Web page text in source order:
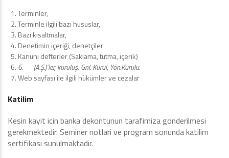
Terminler,
Terminle ilgili bazı hususlar,
Bazı kısaltmalar,
Denetimin içeriği, denetçiler
Kanuni defterler (Saklama, tutma, içerik)
6. (A.Ş.)’ler, kuruluş, Gnl. Kurul, Yön.Kurulu.
Web sayfası ile ilgili hükümler ve cezalar
Katilim
Kesin kayit icin banka dekontunun tarafimiza gonderilmesi
gerekmektedir. Seminer notlari ve program sonunda katilim
sertifikasi sunulmaktadir.